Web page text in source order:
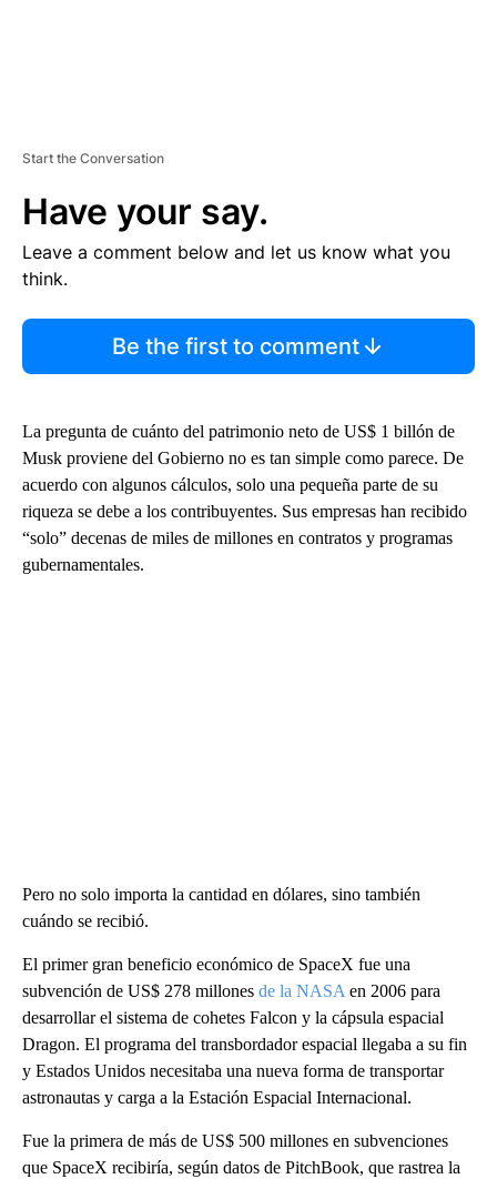
Start the Conversation
Have your say.
Leave a comment below and let us know what you
think.
Be the first to comment
La pregunta de cuánto del patrimonio neto de US$ 1 billón de
Musk proviene del Gobierno no es tan simple como parece. De
acuerdo con algunos cálculos, solo una pequeña parte de su
riqueza se debe a los contribuyentes. Sus empresas han recibido
“solo” decenas de miles de millones en contratos y programas
gubernamentales.
Pero no solo importa la cantidad en dólares, sino también
cuándo se recibió.
El primer gran beneficio económico de SpaceX fue una
subvención de US$ 278 millones de la NASA en 2006 para
desarrollar el sistema de cohetes Falcon y la cápsula espacial
Dragon. El programa del transbordador espacial llegaba a su fin
y Estados Unidos necesitaba una nueva forma de transportar
astronautas y carga a la Estación Espacial Internacional.
Fue la primera de más de US$ 500 millones en subvenciones
que SpaceX recibiría, según datos de PitchBook, que rastrea la